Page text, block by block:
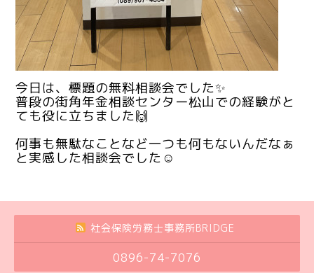
今日は、標題の無料相談会でした✨
普段の街角年金相談センター松山での経験がと
ても役に立ちました🙌
何事も無駄なことなど一つも何もないんだなぁ
と実感した相談会でした☺️
社会保険労務士事務所BRIDGE
0896-74-7076